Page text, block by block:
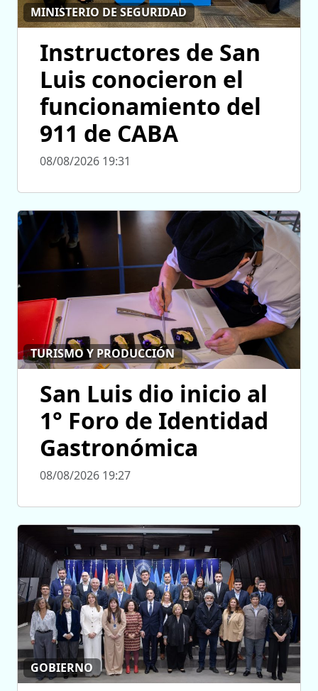
MINISTERIO DE SEGURIDAD
Instructores de San
Luis conocieron el
funcionamiento del
911 de CABA
08/08/2026 19:31
TURISMO Y PRODUCCIÓN
San Luis dio inicio al
1° Foro de Identidad
Gastronómica
08/08/2026 19:27
GOBIERNO